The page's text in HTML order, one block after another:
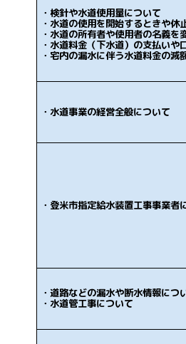
・検針や水道使用量について
・水道の使用を開始するときや休
・水道の所有者や使用者の名義を
・水道料金（下水道）の支払いや
・宅内の漏水に伴う水道料金の減
・水道事業の経営全般について
・登米市指定給水装置工事事業者
・道路などの漏水や断水情報につ
・水道管工事について